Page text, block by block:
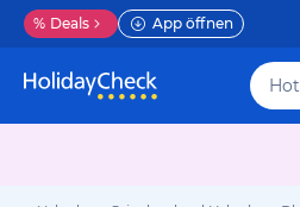
% Deals App öffnen